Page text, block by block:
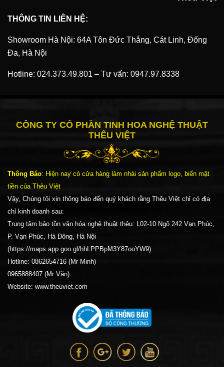
THÔNG TIN LIÊN HỆ:
Showroom Hà Nội: 64A Tôn Đức Thắng, Cát Linh, Đống
Đa, Hà Nội
Hotline: 024.373.49.801 – Tư vấn: 0947.97.8338
CÔNG TY CỔ PHẦN TINH HOA NGHỆ THUẬT
THÊU VIỆT
Thông Báo: Hiện nay có cửa hàng làm nhái sản phẩm logo, biển mặt
tiền của Thêu Việt
Vậy, Chúng tôi xin thông báo đến quý khách rằng Thêu Việt chỉ có địa
chỉ kinh doanh sau:
Trung tâm bảo tồn văn hóa nghệ thuật thêu: L02-10 Ngõ 242 Vạn Phúc,
P. Vạn Phúc, Hà Đông, Hà Nội
(https://maps.app.goo.gl/hhLPPBpM3Y87ooYW9)
Hotline: 0862654716 (Mr Minh)
0965888407 (Mr:Văn)
Website: www.theuviet.com